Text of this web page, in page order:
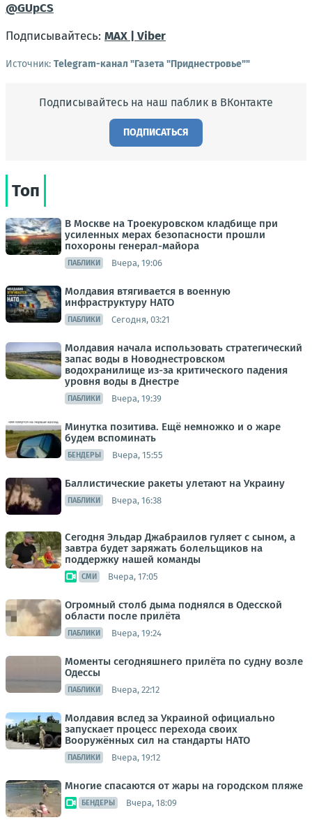
@GUpCS
Подписывайтесь: MAX | Viber
Источник: Telegram-канал "Газета "Приднестровье""
Подписывайтесь на наш паблик в ВКонтакте
ПОДПИСАТЬСЯ
Топ
В Москве на Троекуровском кладбище при
усиленных мерах безопасности прошли
похороны генерал-майора
ПАБЛИКИ Вчера, 19:06
Молдавия втягивается в военную
инфраструктуру НАТО
ПАБЛИКИ Сегодня, 03:21
Молдавия начала использовать стратегический
запас воды в Новоднестровском
водохранилище из-за критического падения
уровня воды в Днестре
ПАБЛИКИ Вчера, 19:39
Минутка позитива. Ещё немножко и о жаре
будем вспоминать
БЕНДЕРЫ Вчера, 15:55
Баллистические ракеты улетают на Украину
ПАБЛИКИ Вчера, 16:38
Сегодня Эльдар Джабраилов гуляет с сыном, а
завтра будет заряжать болельщиков на
поддержку нашей команды
СМИ Вчера, 17:05
Огромный столб дыма поднялся в Одесской
области после прилёта
ПАБЛИКИ Вчера, 19:24
Моменты сегодняшнего прилёта по судну возле
Одессы
ПАБЛИКИ Вчера, 22:12
Молдавия вслед за Украиной официально
запускает процесс перехода своих
Вооружённых сил на стандарты НАТО
ПАБЛИКИ Вчера, 19:12
Многие спасаются от жары на городском пляже
БЕНДЕРЫ Вчера, 18:09